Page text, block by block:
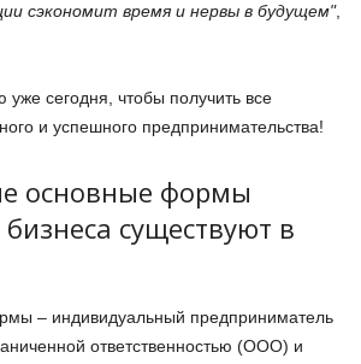
сэкономит время и нервы в будущем ,
уже сегодня, чтобы получить все
и успешного предпринимательства!
основные формы
существуют в
– индивидуальный предприниматель
ответственностью (ООО) и